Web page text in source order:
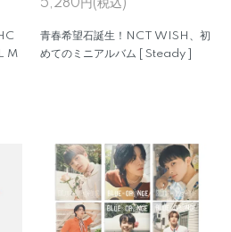
M
5,280円(税込)
青春希望石誕生！NCT WISH、初
めてのミニアルバム [ Steady ]